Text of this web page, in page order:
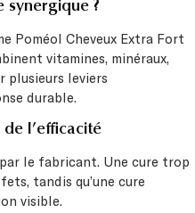
?
Poméol Cheveux Extra Fort
vitamines, minéraux,
plusieurs leviers
durable.
l’efficacité
le fabricant. Une cure trop
tandis qu’une cure
visible.